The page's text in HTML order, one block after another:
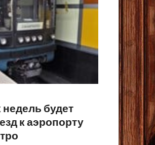
недель будет
к аэропорту